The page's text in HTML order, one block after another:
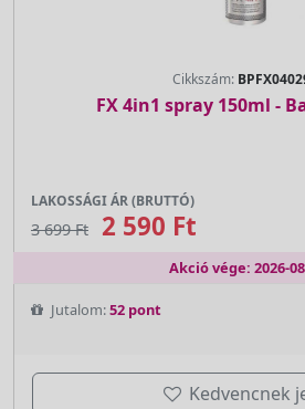
Cikkszám:
FX 4in1 spray 150ml -
LAKOSSÁGI ÁR (BRUTTÓ)
3 699 Ft 2 590 Ft
Akció vége: 2026-
Jutalom:52 pont
Kedvencnek